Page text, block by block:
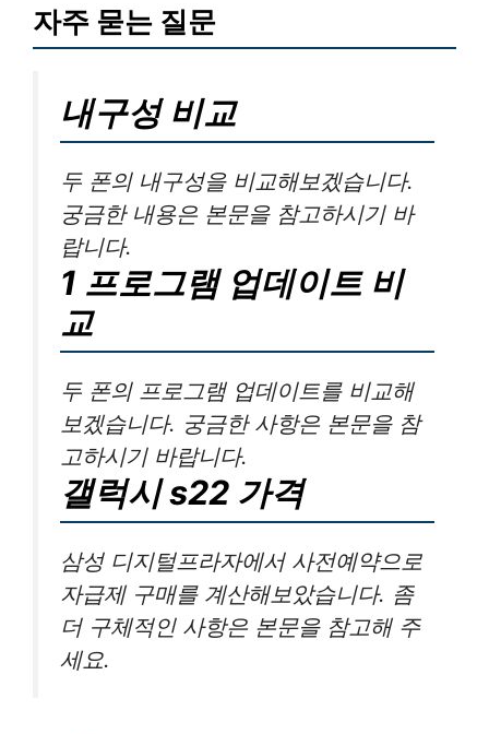
자주 묻는 질문
내구성 비교
두 폰의 내구성을 비교해보겠습니다.
궁금한 내용은 본문을 참고하시기 바
랍니다.
1 프로그램 업데이트 비
교
두 폰의 프로그램 업데이트를 비교해
보겠습니다. 궁금한 사항은 본문을 참
고하시기 바랍니다.
갤럭시 s22 가격
삼성 디지털프라자에서 사전예약으로
자급제 구매를 계산해보았습니다. 좀
더 구체적인 사항은 본문을 참고해 주
세요.